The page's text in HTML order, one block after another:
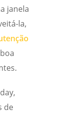
janela
la,
de